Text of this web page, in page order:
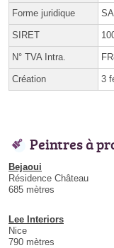
Forme juridique
SIRET
N° TVA Intra.
Création 3
Peintres à
Bejaoui
Résidence Château
685 mètres
Lee Interiors
Nice
790 mètres